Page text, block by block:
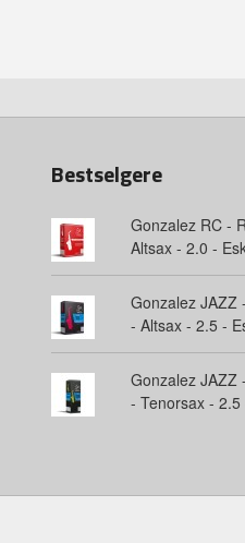
Bestselgere
Gonzalez RC -
Altsax - 2.0 -
Gonzalez JAZZ
- Altsax - 2.5 -
Gonzalez JAZZ
- Tenorsax -